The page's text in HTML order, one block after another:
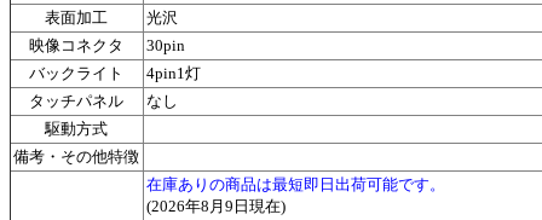
表面加工
光沢
映像コネクタ
30pin
バックライト
4pin1灯
タッチパネル
なし
駆動方式
備考・その他特徴
在庫ありの商品は最短即日出荷可能です。
(2026年8月9日現在)